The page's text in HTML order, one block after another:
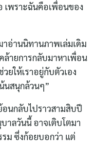
พราะฉันคือเพื่อนของ
อ่านนิทานภาพเล่มเดิม
ล้ายการกลับมาหาเพื่อน
ยให้เราอยู่กับตัวเอง
นสนุกล้วนๆ”
อนกลับไปราวสามสิบปี
ลวันนี้ อาจเติบโตมา
ม ซึ่งก้อยบอกว่า แต่